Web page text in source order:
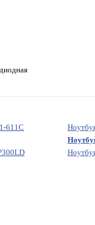
611C